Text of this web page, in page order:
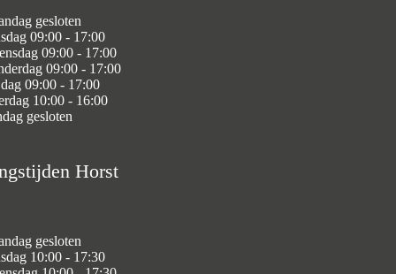
gesloten
09:00 - 17:00
09:00 - 17:00
09:00 - 17:00
09:00 - 17:00
10:00 - 16:00
gesloten
Horst
gesloten
10:00 - 17:30